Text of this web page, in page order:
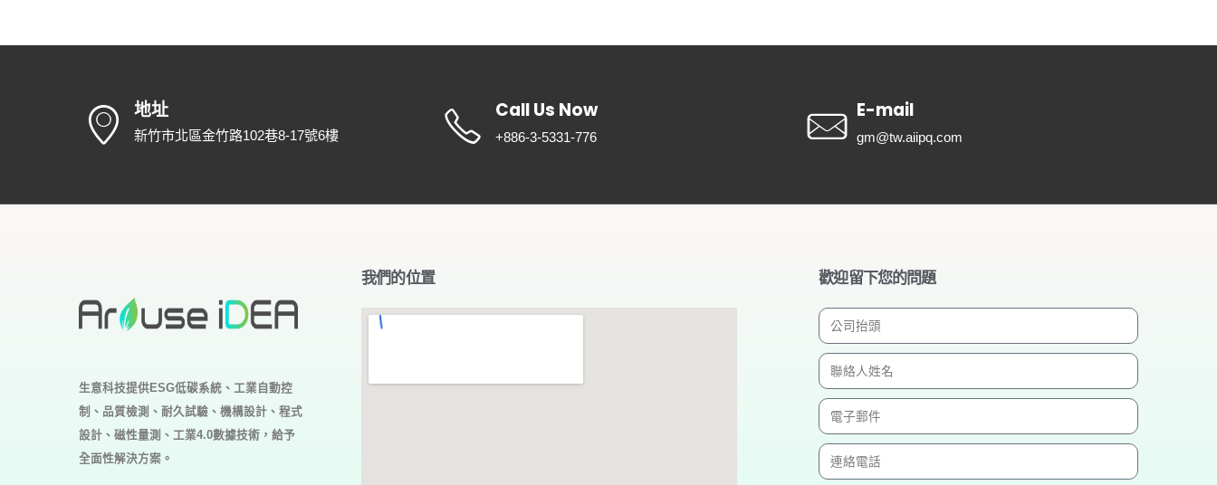
地址
新竹市北區金竹路102巷8-17號6樓
Call Us Now
+886-3-5331-776
E-mail
gm@tw.aiipq.com
生意科技提供ESG低碳系統、工業自動控
制、品質檢測、耐久試驗、機構設計、程式
設計、磁性量測、工業4.0數據技術，給予
全面性解決方案。
我們的位置 歡迎留下您的問題